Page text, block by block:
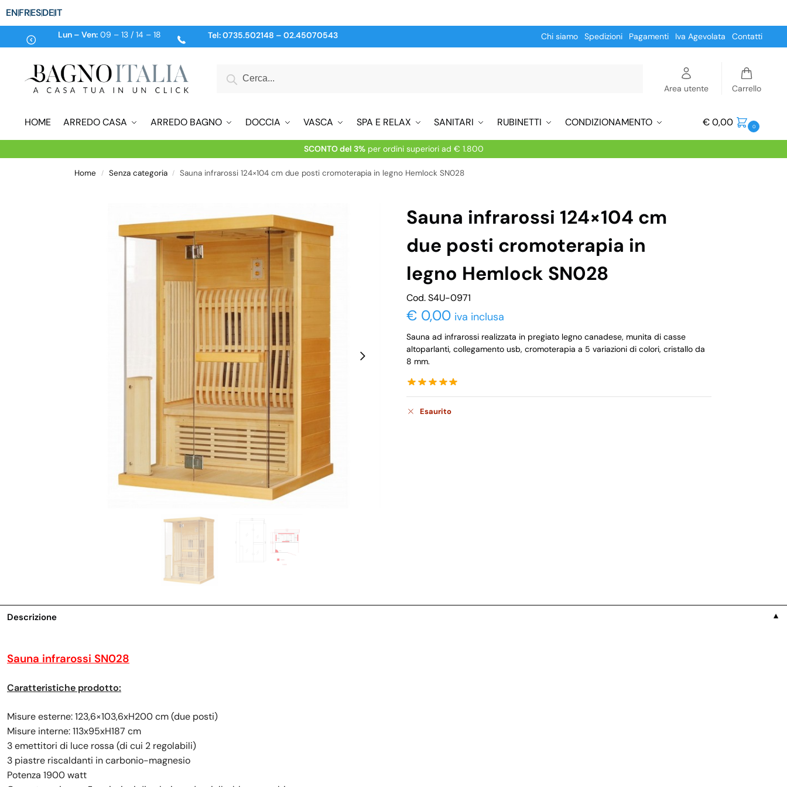
ENFRESDEIT
Lun – Ven:09 – 13 / 14 – 18 Tel:0735.502148 – 02.45070543 Chi siamo Spedizioni Pagamenti Iva Agevolata Contatti
Area utente Carrello
HOME ARREDO CASA ARREDO BAGNO DOCCIA VASCA SPA E RELAX SANITARI RUBINETTI CONDIZIONAMENTO €0,00 0
SCONTO del 3%per ordini superiori ad € 1.800
Home / Senza categoria / Sauna infrarossi 124×104 cm due posti cromoterapia in legno Hemlock SN028
Sauna infrarossi 124×104 cm
due posti cromoterapia in
legno Hemlock SN028
Cod. S4U-0971
€ 0,00 iva inclusa
Sauna ad infrarossi realizzata in pregiato legno canadese, munita di casse
altoparlanti, collegamento usb, cromoterapia a 5 variazioni di colori, cristallo da
8 mm.
Esaurito
Descrizione ▼
Sauna infrarossi SN028
Caratteristiche prodotto:
Misure esterne: 123,6×103,6xH200 cm (due posti)
Misure interne: 113x95xH187 cm
3 emettitori di luce rossa (di cui 2 regolabili)
3 piastre riscaldanti in carbonio-magnesio
Potenza 1900 watt